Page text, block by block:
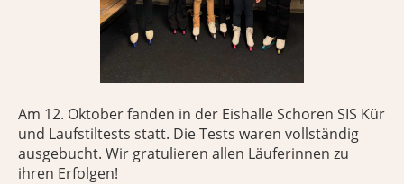
Am 12. Oktober fanden in der Eishalle Schoren SIS Kür
und Laufstiltests statt. Die Tests waren vollständig
ausgebucht. Wir gratulieren allen Läuferinnen zu
ihren Erfolgen!